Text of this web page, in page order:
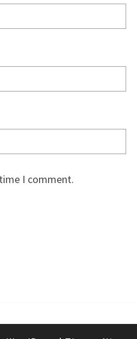
I comment.